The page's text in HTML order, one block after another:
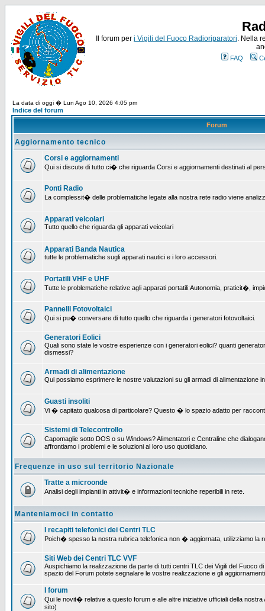
Il forum per i Vigili del Fuoco Radioriparatori. Nella
FAQ
La data di oggi � Lun Ago 10, 2026 4:05 pm
Indice del forum
Forum
Aggiornamento tecnico
Corsi e aggiornamenti
Qui si discute di tutto ci� che riguarda Corsi e aggiornamenti destinati al
Ponti Radio
La complessit� delle problematiche legate alla nostra rete radio viene
Apparati veicolari
Tutto quello che riguarda gli apparati veicolari
Apparati Banda Nautica
tutte le problematiche sugli apparati nautici e i loro accessori.
Portatili VHF e UHF
Tutte le problematiche relative agli apparati portatili:Autonomia, praticit�,
Pannelli Fotovoltaici
Qui si pu� conversare di tutto quello che riguarda i generatori fotovoltaici.
Generatori Eolici
Quali sono state le vostre esperienze con i generatori eolici? quanti
dismessi?
Armadi di alimentazione
Qui possiamo esprimere le nostre valutazioni su gli armadi di alimentazione
Guasti insoliti
Vi � capitato qualcosa di particolare? Questo � lo spazio adatto per
Sistemi di Telecontrollo
Capomaglie sotto DOS o su Windows? Alimentatori e Centraline che
affrontiamo i problemi e le soluzioni al loro uso quotidiano.
Frequenze in uso sul territorio Nazionale
Tratte a microonde
Analisi degli impianti in attivit� e informazioni tecniche reperibili in rete.
Manteniamoci in contatto
I recapiti telefonici dei Centri TLC
Poich� spesso la nostra rubrica telefonica non � aggiornata, utilizziamo la
Siti Web dei Centri TLC VVF
Auspichiamo la realizzazione da parte di tutti centri TLC dei Vigili del Fuoco
spazio del Forum potete segnalare le vostre realizzazione e gli
I forum
Qui le novit� relative a questo forum e alle altre iniziative ufficiali della
sito)